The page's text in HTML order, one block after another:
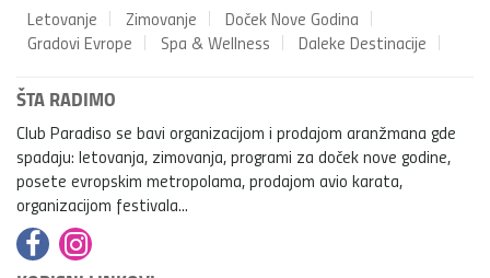
Letovanje Zimovanje
Doček Nove Godina
Gradovi Evrope
Spa & Wellness Daleke Destinacije
ŠTA RADIMO
Club Paradiso se bavi organizacijom i prodajom aranžmana gde
spadaju: letovanja, zimovanja, programi za doček nove godine,
posete evropskim metropolama, prodajom avio karata,
organizacijom festivala...